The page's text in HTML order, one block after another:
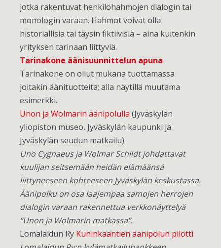
jotka rakentuvat henkilöhahmojen dialogin tai
monologin varaan. Hahmot voivat olla
historiallisia tai täysin fiktiivisiä – aina kuitenkin
yrityksen tarinaan liittyviä.
Tarinakone äänisuunnittelun apuna
Tarinakone on ollut mukana tuottamassa
joitakin äänituotteita; alla näytillä muutama
esimerkki.
Unon ja Wolmarin äänipolulla (Jyväskylän
yliopiston museo, Jyväskylän kaupunki ja
Jyväskylän seudun matkailu)
Uno Cygnaeus ja Wolmar Schildt johdattavat
kuulijan seitsemään heidän elämäänsä
liittyneeseen kohteeseen Jyväskylän keskustassa.
Äänipolku on osa laajempaa samojen herrojen
dialogin varaan rakennettua verkkonäyttelyä
“Unon ja Wolmarin matkassa”.
Lomalaidun Ry Kuninkaantien äänipolun pilotti